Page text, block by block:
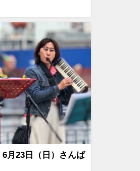
6月23日（日）さんば